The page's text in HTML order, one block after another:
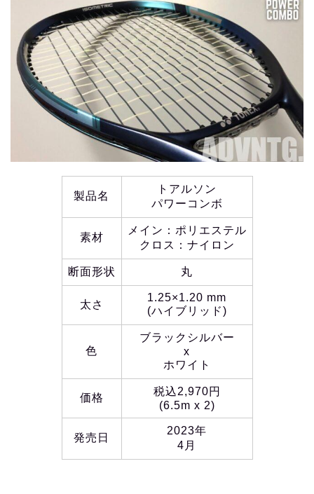
製品名
トアルソン
パワーコンボ
素材
メイン：ポリエステル
クロス：ナイロン
断面形状 丸
太さ
1.25×1.20 mm
(ハイブリッド)
色
ブラックシルバー
x
ホワイト
価格
税込2,970円
(6.5m x 2)
発売日
2023年
4月